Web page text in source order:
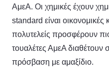
ΑμεΑ. Οι χημικές έχουν
standard είναι οικονομικές
πολυτελείς προσφέρουν
τουαλέτες ΑμεΑ διαθέτουν
πρόσβαση με αμαξίδιο.